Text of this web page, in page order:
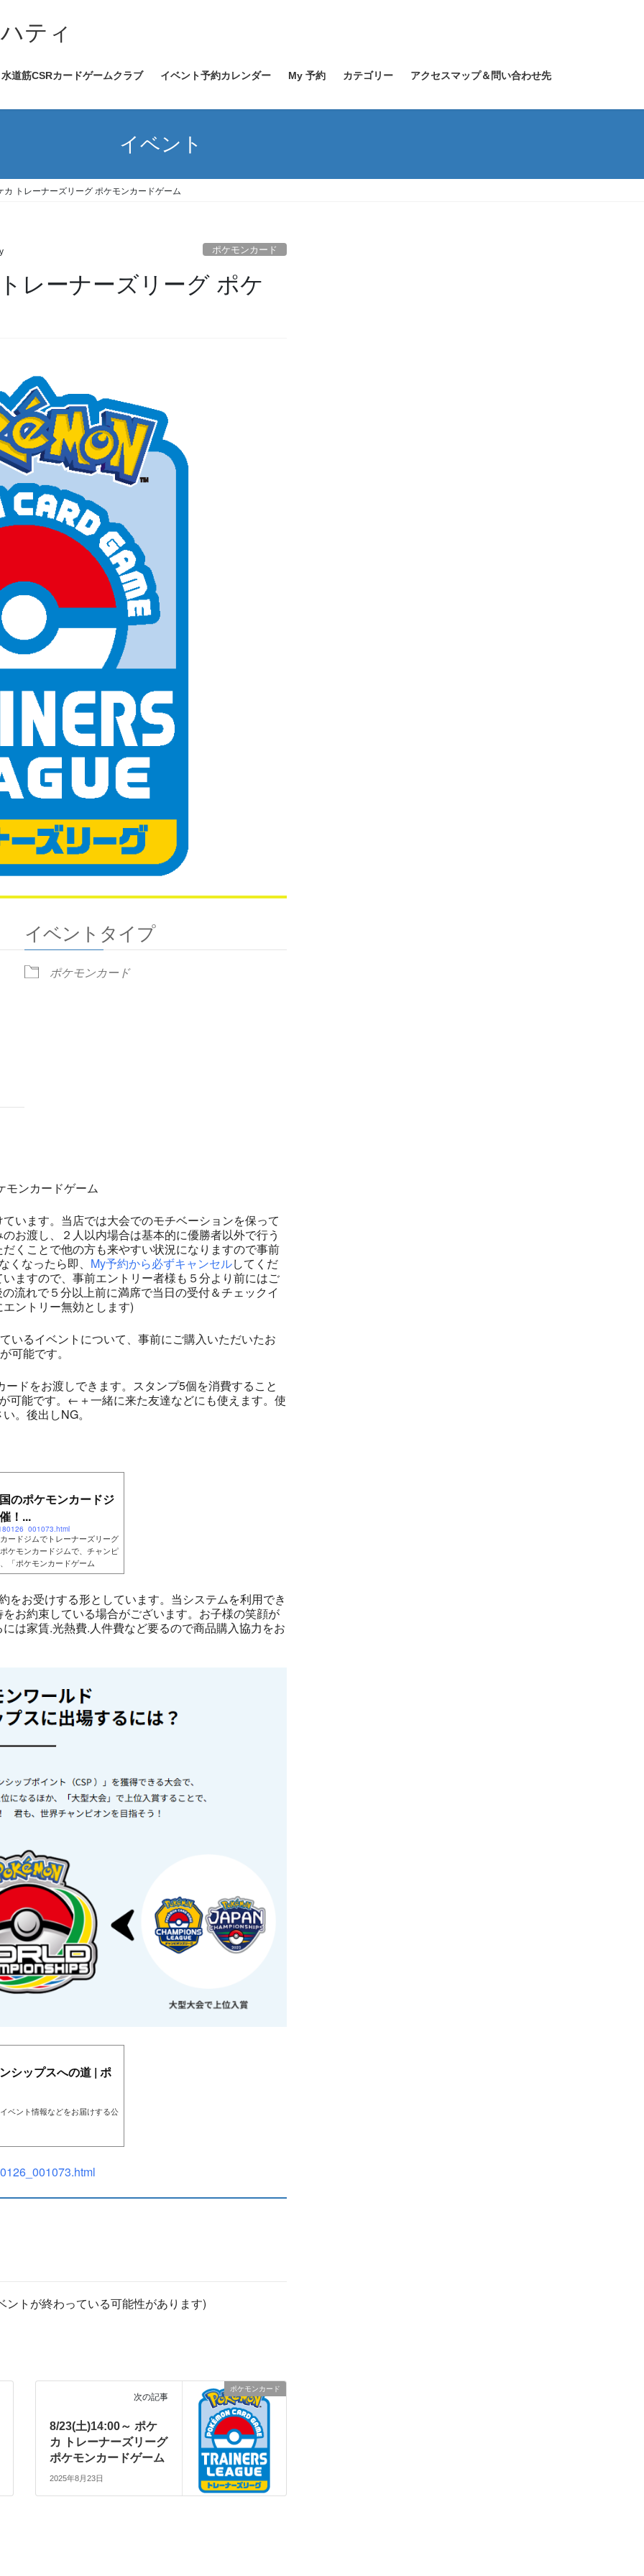
ティ
水道筋CSRカードゲームクラブ イベント予約カレンダー My 予約 カテゴリー アクセスマップ＆問い合わせ先
イベント
カ トレーナーズリーグ ポケモンカードゲーム
ポケモンカード
レーナーズリーグ ポケ
イベントタイプ
ポケモンカード
モンカードゲーム
います。当店では大会でのモチベーションを保って
お渡し、２人以内場合は基本的に優勝者以外で行う
くことで他の方も来やすい状況になりますので事前
なったら即、 My予約から必ずキャンセルしてくだ
ますので、事前エントリー者様も５分より前にはご
流れで５分以上前に満席で当日の受付＆チェックイ
ントリー無効とします)
いるイベントについて、事前にご購入いただいたお
可能です。
ドをお渡しできます。スタンプ5個を消費すること
可能です。←＋一緒に来た友達などにも使えます。使
。後出しNG。
のポケモンカードジ
！...
ードジムでトレーナーズリーグ
ケモンカードジムで、チャンピ
「ポケモンカードゲーム
をお受けする形としています。当システムを利用でき
お約束している場合がございます。お子様の笑顔が
は家賃.光熱費.人件費など要るので商品購入協力をお
シップスへの道 | ポ
ベント情報などをお届けする公
トが終わっている可能性があります)
ポケモンカード
次の記事
8/23(土)14:00～ ポケ
カ トレーナーズリーグ
ポケモンカードゲーム
2025年8月23日